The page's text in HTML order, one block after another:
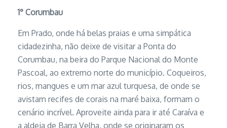
1° Corumbau
Em Prado, onde há belas praias e uma simpática
cidadezinha, não deixe de visitar a Ponta do
Corumbau, na beira do Parque Nacional do Monte
Pascoal, ao extremo norte do município. Coqueiros,
rios, mangues e um mar azul turquesa, de onde se
avistam recifes de corais na maré baixa, formam o
cenário incrível. Aproveite ainda para ir até Caraíva e
a aldeia de Barra Velha, onde se originaram os